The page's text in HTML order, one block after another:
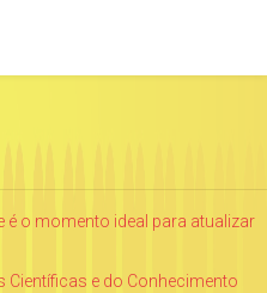
é o momento ideal para atualizar
e do Conhecimento